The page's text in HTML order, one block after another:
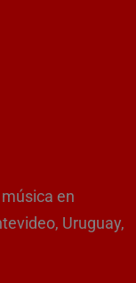
en
Uruguay,